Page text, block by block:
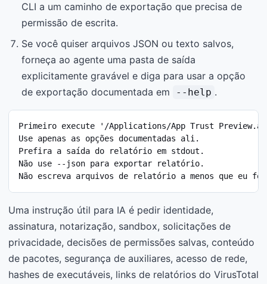
CLI a um caminho de exportação que precisa de
permissão de escrita.
Se você quiser arquivos JSON ou texto salvos,
forneça ao agente uma pasta de saída
explicitamente gravável e diga para usar a opção
de exportação documentada em
--help .
Primeiro execute '/Applications/App Trust
Use apenas as opções documentadas ali.
Prefira a saída do relatório em stdout.
Não use --json para exportar relatório.
Não escreva arquivos de relatório a menos que eu
Uma instrução útil para IA é pedir identidade,
assinatura, notarização, sandbox, solicitações de
privacidade, decisões de permissões salvas, conteúdo
de pacotes, segurança de auxiliares, acesso de rede,
hashes de executáveis, links de relatórios do VirusTotal